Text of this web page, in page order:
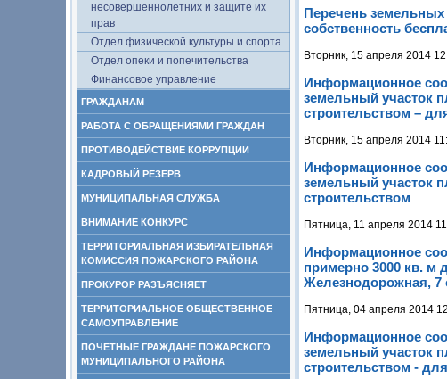
несовершеннолетних и защите их
прав
Отдел физической культуры и спорта
Отдел опеки и попечительства
Финансовое управление
ГРАЖДАНАМ
РАБОТА С ОБРАЩЕНИЯМИ ГРАЖДАН
ПРОТИВОДЕЙСТВИЕ КОРРУПЦИИ
КАДРОВЫЙ РЕЗЕРВ
МУНИЦИПАЛЬНАЯ СЛУЖБА
ВНИМАНИЕ КОНКУРС
ТЕРРИТОРИАЛЬНАЯ ИЗБИРАТЕЛЬНАЯ
КОМИССИЯ ПОЖАРСКОГО РАЙОНА
ПРОКУРОР РАЗЪЯСНЯЕТ
ТЕРРИТОРИАЛЬНОЕ ОБЩЕСТВЕННОЕ
САМОУПРАВЛЕНИЕ
ПОЧЕТНЫЕ ГРАЖДАНЕ ПОЖАРСКОГО
МУНИЦИПАЛЬНОГО РАЙОНА
Перечень
собственность
Вторник, 15 апреля 2014
Информационное
земельный участок
строительством –
Вторник, 15 апреля 2014
Информационное
земельный участок
строительством
Пятница, 11 апреля 2014
Информационное
примерно 3000 кв. м
Железнодорожная, 7
Пятница, 04 апреля 2014
Информационное
земельный участок
строительством -